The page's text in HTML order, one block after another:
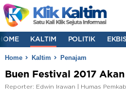
KALTIM POLITIK EKBIS
Home Kaltim Penajam
Buen Festival 2017
Reporter: Edwin Irawan | Humas Pemkab